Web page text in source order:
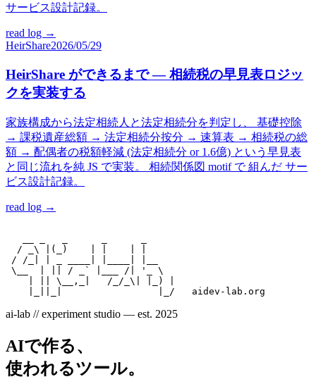
サービス設計記録。
read log →
HeirShare2026/05/29
HeirShare ができるまで — 相続税の早見表ロジッ
クを実装する
家族構成から法定相続人と法定相続分を判定し、 基礎控除
→ 課税遺産総額 → 法定相続分按分 → 速算表 → 相続税の総
額 → 配偶者の税額軽減 (法定相続分 or 1.6億) という早見表
と同じ流れを純 JS で実装。 相続関係図 motif で 組んだ サー
ビス設計記録。
read log →
  / _\ |(_)    | |    | |
/ /_| | _ ____| |____| |__
\__  | || / _` |___ /| '_ \
    | || \__,_|   /_/_\| |_) |
ai-lab // experiment studio — est. 2025
AIで作る、
使われるツール。